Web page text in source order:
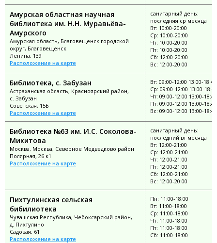
Амурская областная научная
библиотека им. Н.Н. Муравьёва-
Амурского
Амурская область, Благовещенск городской
округ, Благовещенск
Ленина, 139
Расположение на карте
санитарный день:
последняя ср месяца
Вт: 10:00-20:00
Ср: 10:00-20:00
Чт: 10:00-20:00
Пт: 10:00-20:00
Сб: 12:00-20:00
Вс: 12:00-20:00
Библиотека, с. Забузан
Астраханская область, Красноярский район,
с. Забузан
Советская, 15Б
Расположение на карте
Вт: 09:00-12:00 13:00-18:48
Ср: 09:00-12:00 13:00-18:48
Чт: 09:00-12:00 13:00-18:48
Пт: 09:00-12:00 13:00-18:48
Вс: 09:00-12:00 13:00-18:48
Библиотека №63 им. И.С. Соколова-
Микитова
Москва, Москва, Северное Медведково район
Полярная, 26 к1
Расположение на карте
санитарный день:
последний вт месяца
Вт: 12:00-21:00
Ср: 12:00-21:00
Чт: 12:00-21:00
Пт: 12:00-21:00
Сб: 12:00-21:00
Вс: 12:00-20:00
Пихтулинская сельская
бибилиотека
Чувашская Республика, Чебоксарский район,
д. Пихтулино
Садовая, 61
Расположение на карте
Пн: 11:00-18:00
Вт: 11:00-18:00
Ср: 11:00-18:00
Чт: 11:00-18:00
Пт: 11:00-18:00
Сб: 11:00-18:00